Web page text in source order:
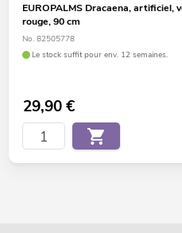
EUROPALMS Dracaena, artificiel,
rouge, 90 cm
No. 82505778
Le stock suffit pour env. 12 semaines.
29,90€